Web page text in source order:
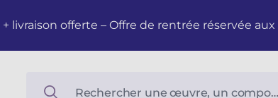
livraison offerte – Offre de rentrée réservée